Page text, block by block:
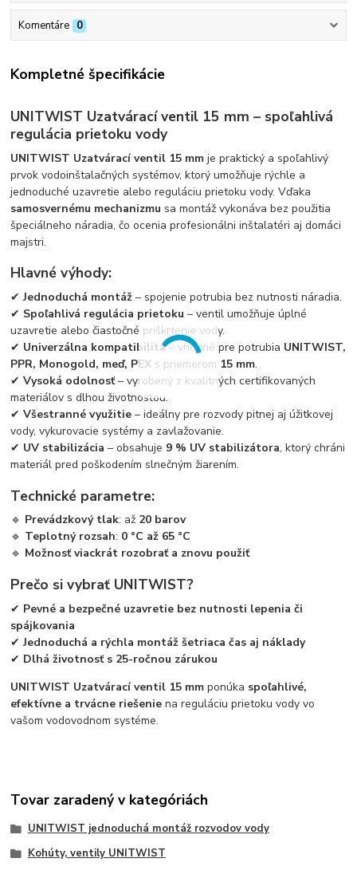
Komentáre 0
Kompletné špecifikácie
UNITWIST Uzatvárací ventil 15 mm – spoľahlivá
regulácia prietoku vody
UNITWIST Uzatvárací ventil 15 mm je praktický a spoľahlivý
prvok vodoinštalačných systémov, ktorý umožňuje rýchle a
jednoduché uzavretie alebo reguláciu prietoku vody. Vďaka
samosvernému mechanizmu sa montáž vykonáva bez použitia
špeciálneho náradia, čo ocenia profesionálni inštalatéri aj domáci
majstri.
Hlavné výhody:
✔Jednoduchá montáž – spojenie potrubia bez nutnosti náradia.
✔ Spoľahlivá regulácia prietoku – ventil umožňuje úplné
uzavretie alebo čiastočné priškrtenie vody.
✔ Univerzálna kompatibilita– vhodné pre potrubia UNITWIST,
PPR, Monogold, meď, PEX s priemerom 15 mm.
✔Vysoká odolnosť– vyrobený z kvalitných certifikovaných
materiálov s dlhou životnosťou.
✔Všestranné využitie – ideálny pre rozvody pitnej aj úžitkovej
vody, vykurovacie systémy a zavlažovanie.
✔ UV stabilizácia – obsahuje 9 % UV stabilizátora, ktorý chráni
materiál pred poškodením slnečným žiarením.
Technické parametre:
🔹 Prevádzkový tlak: až 20 barov
🔹 Teplotný rozsah: 0 °C až 65 °C
🔹 Možnosť viackrát rozobrať a znovu použiť
Prečo si vybrať UNITWIST?
✔ Pevné a bezpečné uzavretie bez nutnosti lepenia či
spájkovania
✔Jednoduchá a rýchla montáž šetriaca čas aj náklady
✔ Dlhá životnosť s 25-ročnou zárukou
UNITWIST Uzatvárací ventil 15 mm ponúka spoľahlivé,
efektívne a trvácne riešenie na reguláciu prietoku vody vo
vašom vodovodnom systéme.
Tovar zaradený v kategóriách
UNITWIST jednoduchá montáž rozvodov vody
Kohúty, ventily UNITWIST